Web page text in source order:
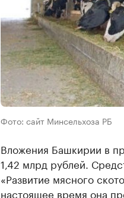
Фото: сайт Минсельхоза РБ
Вложения Башкирии в
1,42 млрд рублей.
«Развитие мясного
настоящее время она